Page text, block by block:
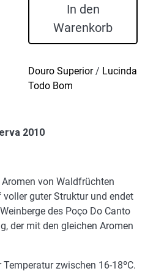
In den
Warenkorb
Douro Superior/ Lucinda
Todo Bom
2010
von Waldfrüchten
guter Struktur und endet
des Poço Do Canto
der mit den gleichen Aromen
zwischen 16-18ºC.